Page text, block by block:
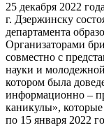
25 декабря 2022
г. Дзержинску
департамента
Организаторами
совместно с
науки и
котором была
информационно –
каникулы»,
по 15 января 2022